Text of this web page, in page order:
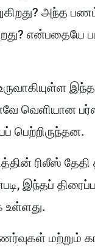
அந்த
வெளியான
பெற்றிருந்தன.
ரிலீஸ்
இந்தப்
உள்ளது.
மற்றும்